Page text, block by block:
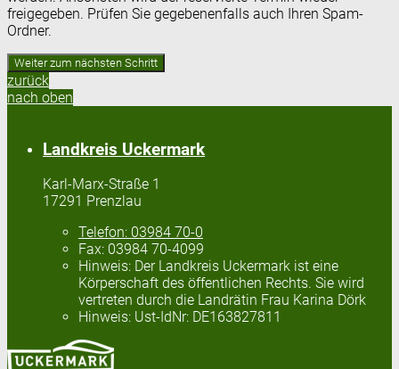
freigegeben. Prüfen Sie gegebenenfalls auch Ihren Spam-
Ordner.
zurück
nach oben
Landkreis Uckermark
Karl-Marx-Straße 1
17291 Prenzlau
Telefon: 03984 70-0
Fax: 03984 70-4099
Hinweis: Der Landkreis Uckermark ist eine
Körperschaft des öffentlichen Rechts. Sie wird
vertreten durch die Landrätin Frau Karina Dörk
Hinweis: Ust-IdNr: DE163827811